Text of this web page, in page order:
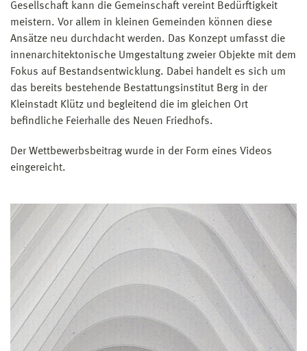
Gesellschaft kann die Gemeinschaft vereint Bedürftigkeit
meistern. Vor allem in kleinen Gemeinden können diese
Ansätze neu durchdacht werden. Das Konzept umfasst die
innenarchitektonische Umgestaltung zweier Objekte mit dem
Fokus auf Bestandsentwicklung. Dabei handelt es sich um
das bereits bestehende Bestattungsinstitut Berg in der
Kleinstadt Klütz und begleitend die im gleichen Ort
befindliche Feierhalle des Neuen Friedhofs.
Der Wettbewerbsbeitrag wurde in der Form eines Videos
eingereicht.